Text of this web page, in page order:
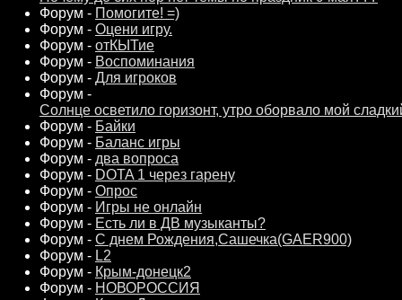
Форум - Помогите! =)
Форум - Оцени игру.
Форум - отКЫТие
Форум - Воспоминания
Форум - Для игроков
Форум -
Солнце осветило горизонт, утро оборвало мой
Форум - Байки
Форум - Баланс игры
Форум - два вопроса
Форум - DOTA 1 через гарену
Форум - Опрос
Форум - Игры не онлайн
Форум - Есть ли в ДВ музыканты?
Форум - С днем Рождения,Сашечка(GAER900)
Форум - L2
Форум - Крым-донецк2
Форум - НОВОРОССИЯ